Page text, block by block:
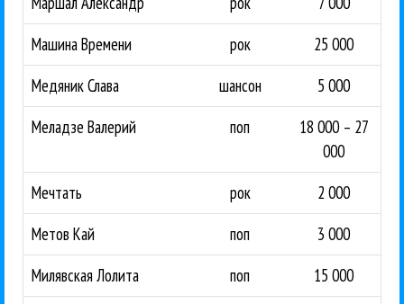
Машина Времени
рок
25 000
Медяник Слава
шансон
5 000
Меладзе Валерий
поп
18 000 – 27
000
Мечтать
рок
2 000
Метов Кай
поп
3 000
Милявская Лолита
поп
15 000